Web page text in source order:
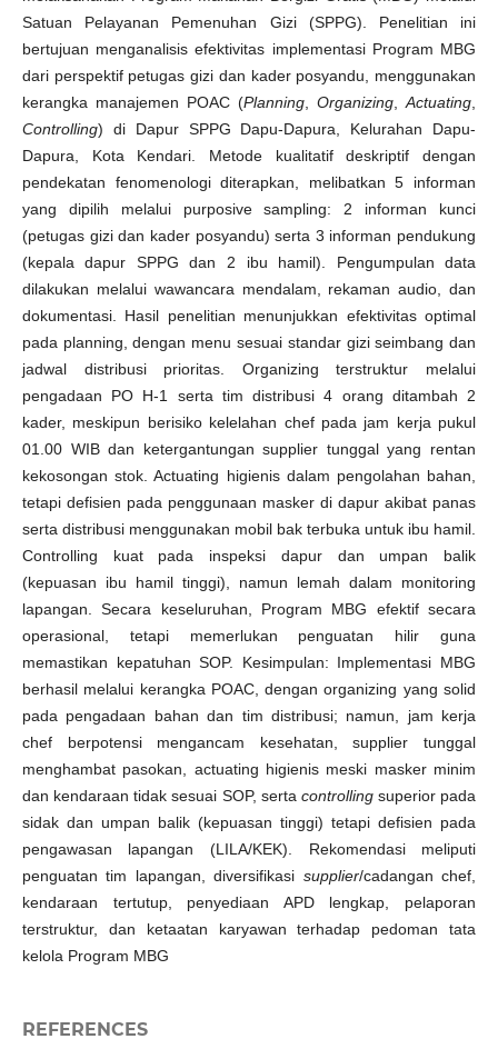
Satuan Pelayanan Pemenuhan Gizi (SPPG). Penelitian ini
bertujuan menganalisis efektivitas implementasi Program MBG
dari perspektif petugas gizi dan kader posyandu, menggunakan
kerangka manajemen POAC (Planning ,Organizing ,Actuating
Controlling) di Dapur SPPG Dapu-Dapura, Kelurahan Dapu-
Dapura, Kota Kendari. Metode kualitatif deskriptif dengan
pendekatan fenomenologi diterapkan, melibatkan 5 informan
yang dipilih melalui purposive sampling: 2 informan kunci
(petugas gizi dan kader posyandu) serta 3 informan pendukung
(kepala dapur SPPG dan 2 ibu hamil). Pengumpulan data
dilakukan melalui wawancara mendalam, rekaman audio, dan
dokumentasi. Hasil penelitian menunjukkan efektivitas optimal
pada planning, dengan menu sesuai standar gizi seimbang dan
jadwal distribusi prioritas. Organizing terstruktur melalui
pengadaan PO H-1 serta tim distribusi 4 orang ditambah 2
kader, meskipun berisiko kelelahan chef pada jam kerja pukul
01.00 WIB dan ketergantungan supplier tunggal yang rentan
kekosongan stok. Actuating higienis dalam pengolahan bahan,
tetapi defisien pada penggunaan masker di dapur akibat panas
serta distribusi menggunakan mobil bak terbuka untuk ibu hamil.
Controlling kuat pada inspeksi dapur dan umpan balik
(kepuasan ibu hamil tinggi), namun lemah dalam monitoring
lapangan. Secara keseluruhan, Program MBG efektif secara
operasional, tetapi memerlukan penguatan hilir guna
memastikan kepatuhan SOP. Kesimpulan: Implementasi MBG
berhasil melalui kerangka POAC, dengan organizing yang solid
pada pengadaan bahan dan tim distribusi; namun, jam kerja
chef berpotensi mengancam kesehatan, supplier tunggal
menghambat pasokan, actuating higienis meski masker minim
dan kendaraan tidak sesuai SOP, serta controllingsuperior pada
sidak dan umpan balik (kepuasan tinggi) tetapi defisien pada
pengawasan lapangan (LILA/KEK). Rekomendasi meliputi
penguatan tim lapangan, diversifikasi supplier/cadangan chef,
kendaraan tertutup, penyediaan APD lengkap, pelaporan
terstruktur, dan ketaatan karyawan terhadap pedoman tata
kelola Program MBG
REFERENCES